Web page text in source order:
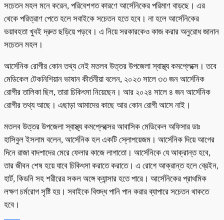
সচেতন মহল মনে করেন, পরিবেশগত কারণে আর্সেনিকের পরিমাণ বাড়ছে। এর
থেকে পরিত্রাণ পেতে হলে সবাইকে সচেতন হতে হবে। না হলে আর্সেনিকের
ভয়াবহতা খুবই দ্রুত ছড়িয়ে পড়বে। এ নিয়ে সরকারকেও কাজ করার অনুরোধ জানান
সচেতন মহল।
আর্সেনিক রোগীর কোন তথ্য নেই মতলব উত্তর উপজেলা স্বাস্থ্য কমপ্লেক্সে। তবে
মেডিকেল টেকনিশিয়ান ভাষান কীর্তনীয়া বলেন, ২০২৩ সালে ৩৩ জন আর্সেনিক
রোগীর তালিকা ছিল, তারা চিকিৎসা নিয়েছেন। আর ২০২৪ সালে ৪ জন আর্সেনিক
রোগীর তথ্য আছে। এছাড়া আমাদের কাছে আর কোন রোগী আসে নাই।
মতলব উত্তর উপজেলা স্বাস্থ্য কমপ্লেক্সের আবাসিক মেডিকেল অফিসার ডাঃ
হাসিবুল ইসলাম বলেন, আর্সেনিক হল একটি স্লোপয়েজম। আর্সেনিক দিয়ে আগের
দিনে রাজা বাদশাদের মেরে ফেলার কাজে লাগাতো। আর্সেনিকে যে আক্রান্ত হবে,
তার জীবন শেষ হয়ে যাবে চিকিৎসা করাতে করাতে। এ রোগে আক্রান্ত হলে ব্রেইন,
হার্ট, কিডনি সহ শরীরের সকল অঙ্গে ক্যান্সার হতে পারে। আর্সেনিকের প্রাথমিক
লক্ষণ চর্মরোগ সৃষ্টি হয়। সবাইকে বিশুদ্ধ পানি পান করার ব্যাপারে সচেতন থাকতে
হবে।